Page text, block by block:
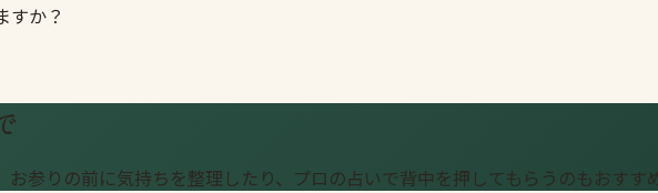
すか？
参りの前に気持ちを整理したり、プロの占いで背中を押してもらうのもおすす